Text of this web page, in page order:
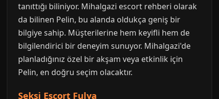
tanıttığı biliniyor. Mihalgazi escort rehberi olarak
da bilinen Pelin, bu alanda oldukça geniş bir
bilgiye sahip. Müşterilerine hem keyifli hem de
bilgilendirici bir deneyim sunuyor. Mihalgazi'de
planladığınız özel bir akşam veya etkinlik için
Pelin, en doğru seçim olacaktır.
Seksi Escort Fulya